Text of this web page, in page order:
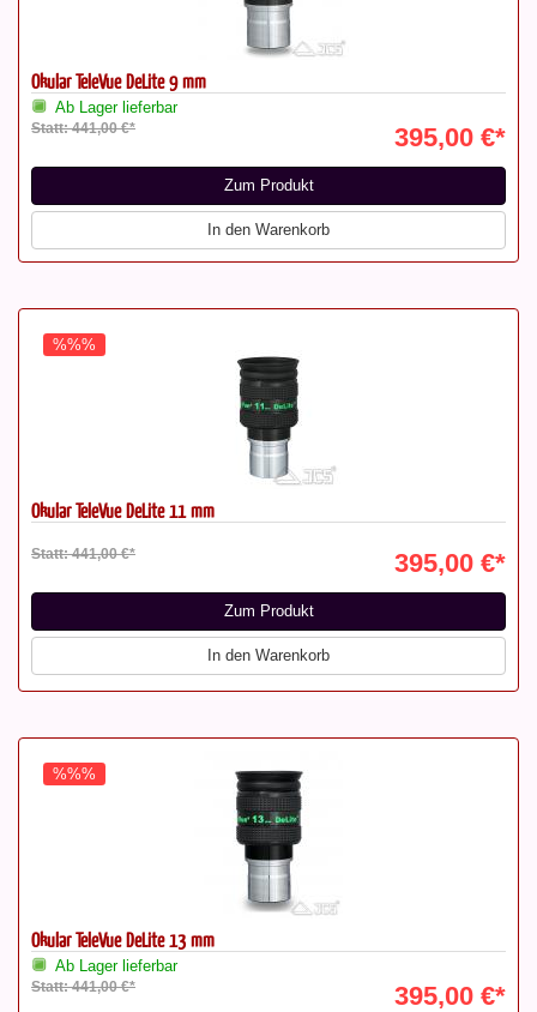
Okular TeleVue DeLite 9 mm
Ab Lager lieferbar
Statt: 441,00 €* 395,00 €*
Zum Produkt
In den Warenkorb
%%%
Okular TeleVue DeLite 11 mm
Statt: 441,00 €* 395,00 €*
Zum Produkt
In den Warenkorb
%%%
Okular TeleVue DeLite 13 mm
Ab Lager lieferbar
Statt: 441,00 €* 395,00 €*